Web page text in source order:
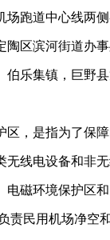
跑道中心线两
区滨河街道办
乐集镇，巨野
区，是指为了保
线电设备和非
磁环境保护区
责民用机场净空